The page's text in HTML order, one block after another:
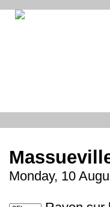
Monday, 10